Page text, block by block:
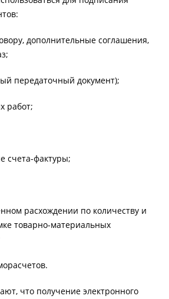
дополнительные соглашения,
передаточный документ);
работ;
счета-фактуры;
расхождении по количеству и
товарно-материальных
что получение электронного